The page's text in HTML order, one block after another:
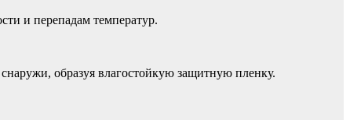
и перепадам температур.
образуя влагостойкую защитную пленку.